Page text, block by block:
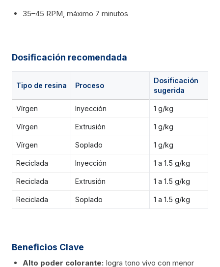
35–45 RPM, máximo 7 minutos
Dosificación recomendada
Tipo de resina Proceso
Dosificación
sugerida
Vírgen Inyección 1 g/kg
Vírgen Extrusión 1 g/kg
Vírgen Soplado 1 g/kg
Reciclada Inyección 1 a 1.5 g/kg
Reciclada Extrusión 1 a 1.5 g/kg
Reciclada Soplado 1 a 1.5 g/kg
Beneficios Clave
Alto poder colorante: logra tono vivo con menor